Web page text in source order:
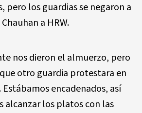
pero los guardias se negaron a
a HRW.
nos dieron el almuerzo, pero
otro guardia protestara en
encadenados, así
alcanzar los platos con las